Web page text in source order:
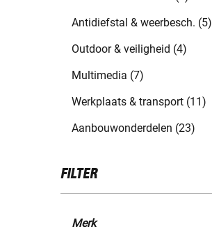
Antidiefstal & weerbesch. (5)
Outdoor & veiligheid (4)
Multimedia (7)
Werkplaats & transport (11)
Aanbouwonderdelen (23)
FILTER
Merk